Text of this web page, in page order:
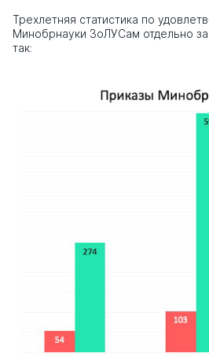
Трехлетняя статистика по
Минобрнауки ЗоЛУСам отдельно
так: